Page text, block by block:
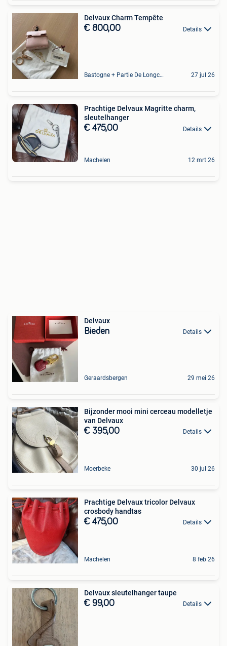
Delvaux Charm Tempête
€ 800,00 Details
Bastogne + Partie De Longchamps Et Sibret 27 jul 26
Prachtige Delvaux Magritte charm,
sleutelhanger
€ 475,00 Details
Machelen 12 mrt 26
Delvaux
Bieden Details
Geraardsbergen 29 mei 26
Bijzonder mooi mini cerceau modelletje
van Delvaux
€ 395,00 Details
Moerbeke 30 jul 26
Prachtige Delvaux tricolor Delvaux
crosbody handtas
€ 475,00 Details
Machelen 8 feb 26
Delvaux sleutelhanger taupe
€ 99,00 Details